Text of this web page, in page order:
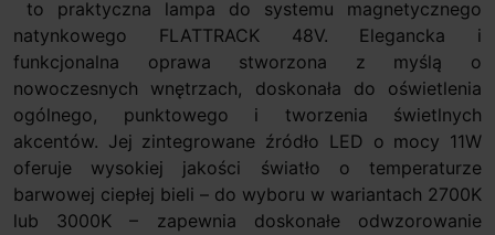
to praktyczna lampa do systemu magnetycznego
natynkowego FLATTRACK 48V. Elegancka i
funkcjonalna oprawa stworzona z myślą o
nowoczesnych wnętrzach, doskonała do oświetlenia
ogólnego, punktowego i tworzenia świetlnych
akcentów. Jej zintegrowane źródło LED o mocy 11W
oferuje wysokiej jakości światło o temperaturze
barwowej ciepłej bieli – do wyboru w wariantach 2700K
lub 3000K – zapewnia doskonałe odwzorowanie